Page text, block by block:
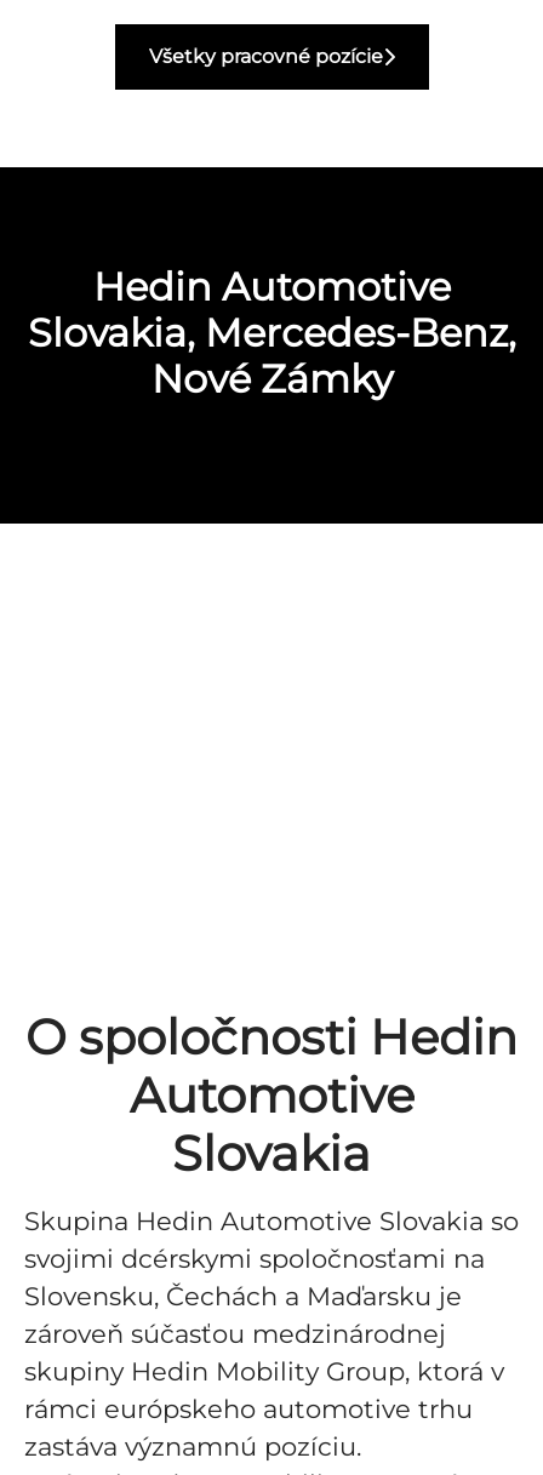
Všetky pracovné pozície
Hedin Automotive
Slovakia, Mercedes-Benz,
Nové Zámky
O spoločnosti Hedin
Automotive
Slovakia
Skupina Hedin Automotive Slovakia so
svojimi dcérskymi spoločnosťami na
Slovensku, Čechách a Maďarsku je
zároveň súčasťou medzinárodnej
skupiny Hedin Mobility Group, ktorá v
rámci európskeho automotive trhu
zastáva významnú pozíciu.